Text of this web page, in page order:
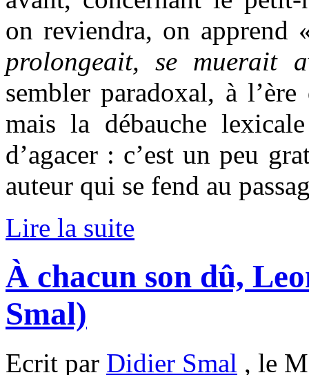
on reviendra, on apprend
prolongeait, se muerait
sembler paradoxal, à
mais la débauche
d’agacer : c’est un peu
auteur qui se fend au
Lire la suite
À chacun son dû,
Smal)
Ecrit par Didier Smal , le